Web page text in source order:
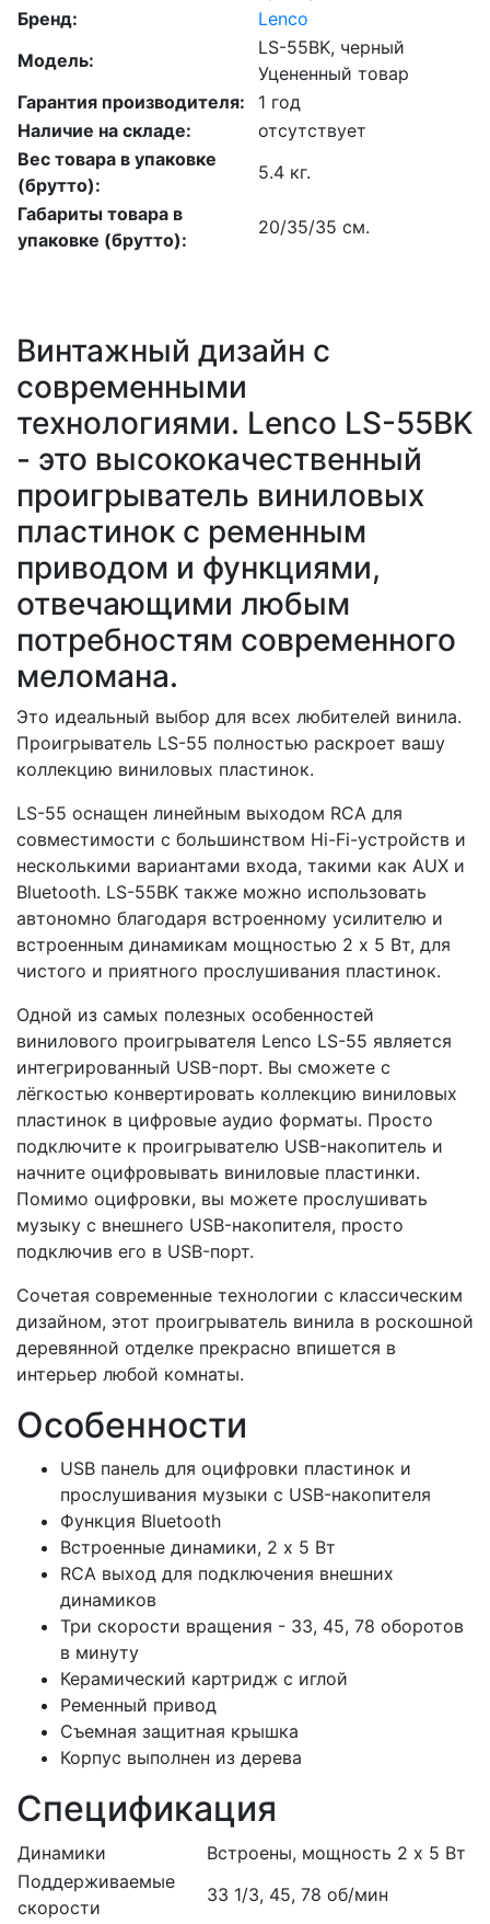
Винтажный дизайн с
современными
технологиями. Lenco LS-55BK
- это высококачественный
проигрыватель виниловых
пластинок с ременным
приводом и функциями,
отвечающими любым
потребностям современного
меломана.
Это идеальный выбор для всех любителей винила.
Проигрыватель LS-55 полностью раскроет вашу
коллекцию виниловых пластинок.
LS-55 оснащен линейным выходом RCA для
совместимости с большинством Hi-Fi-устройств и
несколькими вариантами входа, такими как AUX и
Bluetooth. LS-55BK также можно использовать
автономно благодаря встроенному усилителю и
встроенным динамикам мощностью 2 x 5 Вт, для
чистого и приятного прослушивания пластинок.
Одной из самых полезных особенностей
винилового проигрывателя Lenco LS-55 является
интегрированный USB-порт. Вы сможете с
лёгкостью конвертировать коллекцию виниловых
пластинок в цифровые аудио форматы. Просто
подключите к проигрывателю USB-накопитель и
начните оцифровывать виниловые пластинки.
Помимо оцифровки, вы можете прослушивать
музыку с внешнего USB-накопителя, просто
подключив его в USB-порт.
Сочетая современные технологии с классическим
дизайном, этот проигрыватель винила в роскошной
деревянной отделке прекрасно впишется в
интерьер любой комнаты.
Особенности
USB панель для оцифровки пластинок и
прослушивания музыки с USB-накопителя
Функция Bluetooth
Встроенные динамики, 2 х 5 Вт
RCA выход для подключения внешних
динамиков
Три скорости вращения - 33, 45, 78 оборотов
в минуту
Керамический картридж с иглой
Ременный привод
Съемная защитная крышка
Корпус выполнен из дерева
Спецификация
Динамики
Встроены, мощность 2 х 5 Вт
Поддерживаемые
скорости
33 1/3, 45, 78 об/мин
Бренд:
Lenco
Модель:
LS-55BK, черный
Уцененный товар
Гарантия производителя:
1 год
Наличие на складе:
отсутствует
Вес товара в упаковке
(брутто):
5.4 кг.
Габариты товара в
упаковке (брутто):
20/35/35 см.